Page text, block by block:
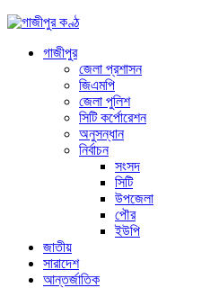
গাজীপুর
জেলা প্রশাসন
জিএমপি
জেলা পুলিশ
সিটি কর্পোরেশন
অনুসন্ধান
নির্বাচন
সংসদ
সিটি
উপজেলা
পৌর
ইউপি
জাতীয়
সারাদেশ
আন্তর্জাতিক